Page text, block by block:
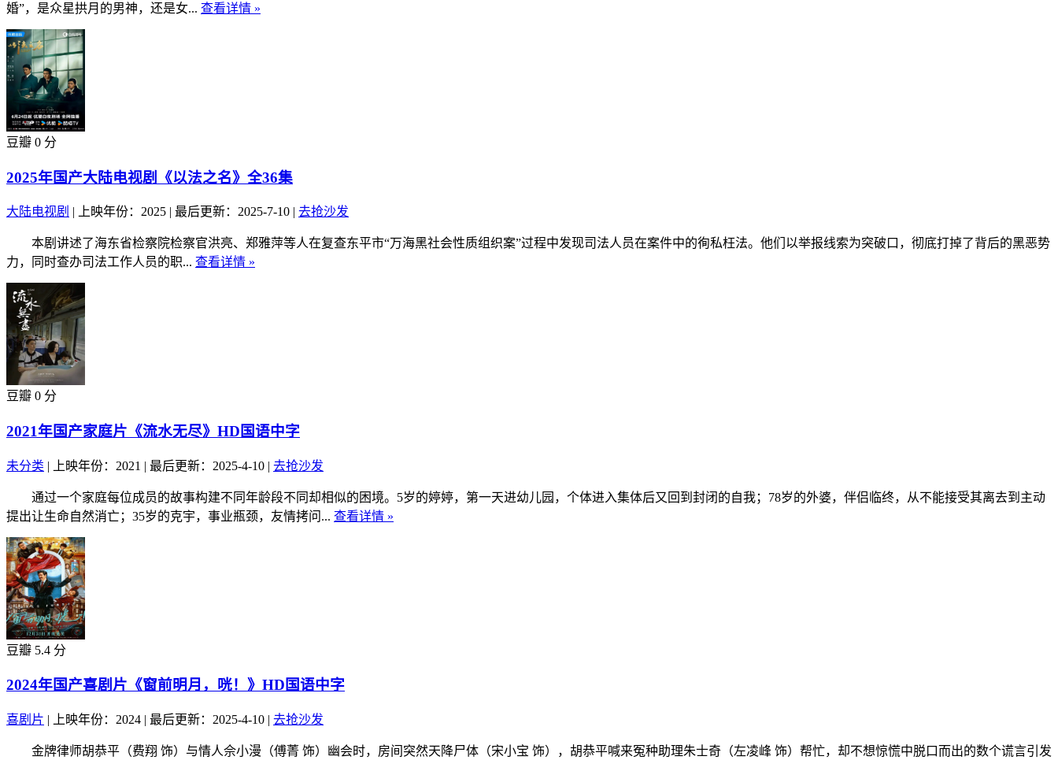
婚”，是众星拱月的男神，还是女... 查看详情 »
豆瓣 0 分
2025年国产大陆电视剧《以法之名》全36集
大陆电视剧 | 上映年份：2025 | 最后更新：2025-7-10 | 去抢沙发
本剧讲述了海东省检察院检察官洪亮、郑雅萍等人在复查东平市“万海黑社会性质组织案”过程中发现司法人员在案件中的徇私枉法。他们以举报线索为突破口，彻底打掉了背后的黑恶势
力，同时查办司法工作人员的职... 查看详情 »
豆瓣 0 分
2021年国产家庭片《流水无尽》HD国语中字
未分类 | 上映年份：2021 | 最后更新：2025-4-10 | 去抢沙发
通过一个家庭每位成员的故事构建不同年龄段不同却相似的困境。5岁的婷婷，第一天进幼儿园，个体进入集体后又回到封闭的自我；78岁的外婆，伴侣临终，从不能接受其离去到主动
提出让生命自然消亡；35岁的克宇，事业瓶颈，友情拷问... 查看详情 »
豆瓣 5.4 分
2024年国产喜剧片《窗前明月，咣！》HD国语中字
喜剧片 | 上映年份：2024 | 最后更新：2025-4-10 | 去抢沙发
金牌律师胡恭平（费翔 饰）与情人佘小漫（傅菁 饰）幽会时，房间突然天降尸体（宋小宝 饰），胡恭平喊来冤种助理朱士奇（左凌峰 饰）帮忙，却不想惊慌中脱口而出的数个谎言引发